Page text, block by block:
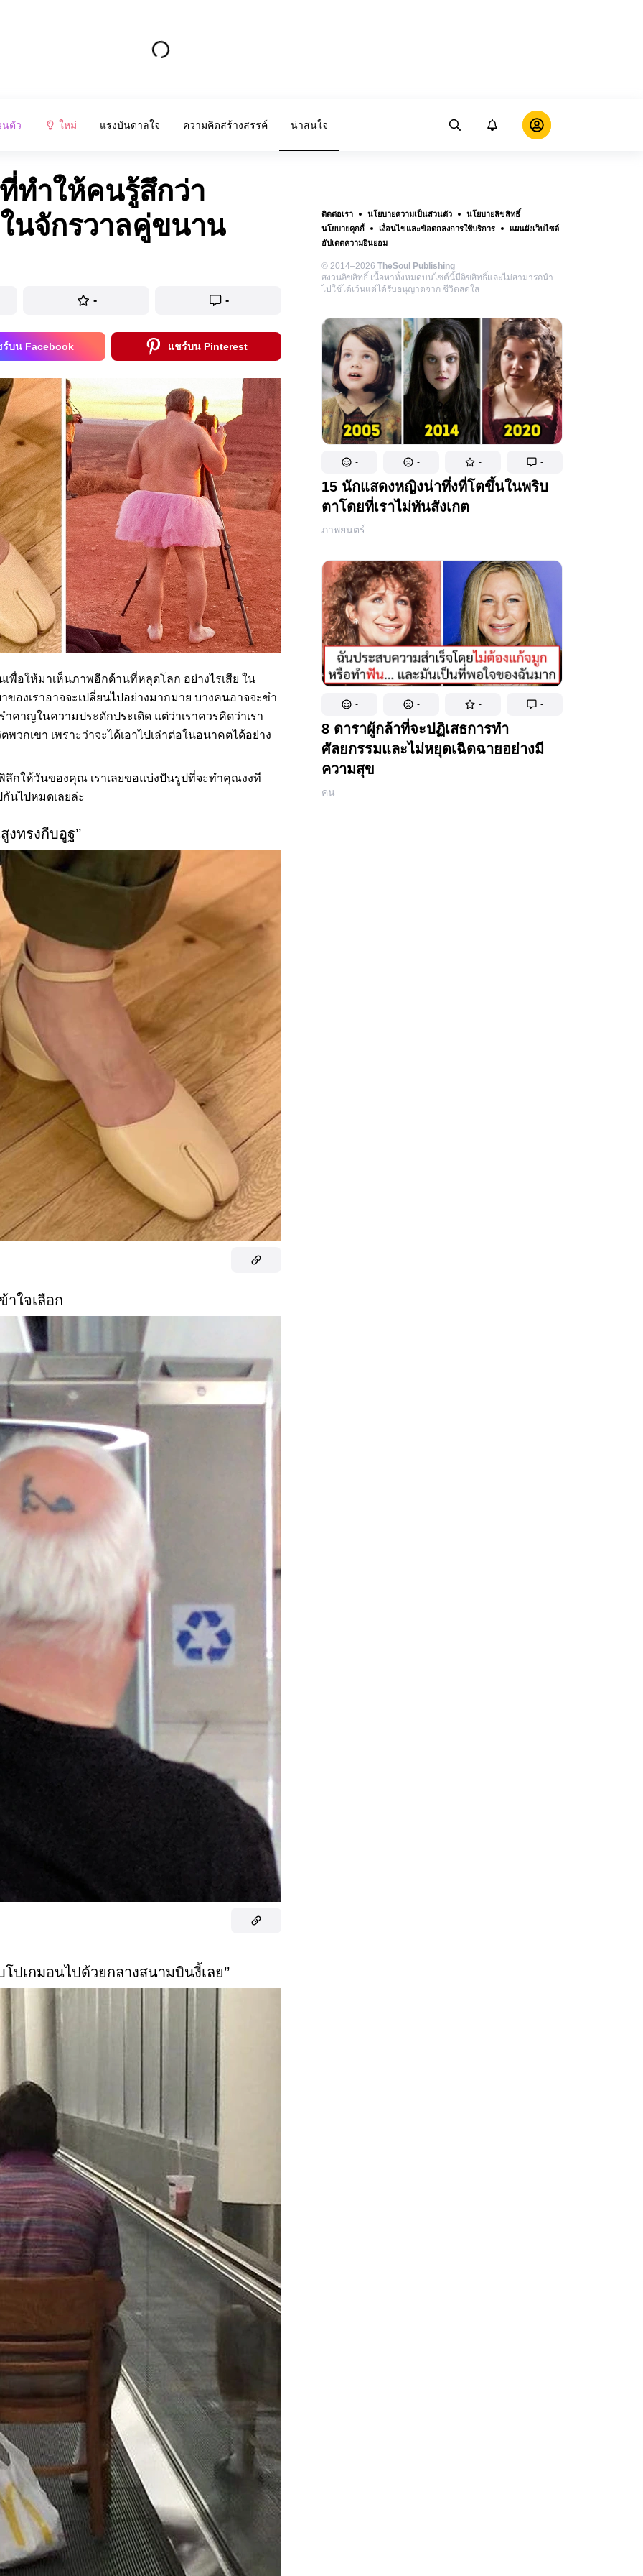
นตัว ใหม่ แรงบันดาลใจ ความคิดสร้างสรรค์ น่าสนใจ
ติดต่อเรา นโยบายความเป็นส่วนตัว
นโยบายลิขสิทธิ์
นโยบายคุกกี้
เงื่อนไขและข้อตกลงการใช้บริการ
แผนผังเว็บไซต์
อัปเดตความยินยอม
© 2014–2026 TheSoul Publishing
สงวนลิขสิทธิ์ เนื้อหาทั้งหมดบนไซต์นี้มีลิขสิทธิ์และไม่สามารถนำ
ไปใช้ได้เว้นแต่ได้รับอนุญาตจาก ชีวิตสดใส
- - - -
15 นักแสดงหญิงน่าทึ่งที่โตขึ้นในพริบ
ตาโดยที่เราไม่ทันสังเกต
ภาพยนตร์
- - - -
8 ดาราผู้กล้าที่จะปฏิเสธการทำ
ศัลยกรรมและไม่หยุดเฉิดฉายอย่างมี
ความสุข
คน
ทำให้คนรู้สึกว่า
นจักรวาลคู่ขนาน
- -
บน Facebook แชร์บน Pinterest
พื่อให้มาเห็นภาพอีกด้านที่หลุดโลก อย่างไรเสีย ใน
งเราอาจจะเปลี่ยนไปอย่างมากมาย บางคนอาจจะขำ
คาญในความประดักประเดิด แต่ว่าเราควรคิดว่าเรา
กเขา เพราะว่าจะได้เอาไปเล่าต่อในอนาคตได้อย่าง
ลึกให้วันของคุณ เราเลยขอแบ่งปันรูปที่จะทำคุณงงที
นไปหมดเลยล่ะ
งทรงกีบอูฐ’’
าใจเลือก
ปเกมอนไปด้วยกลางสนามบินงี้เลย’’